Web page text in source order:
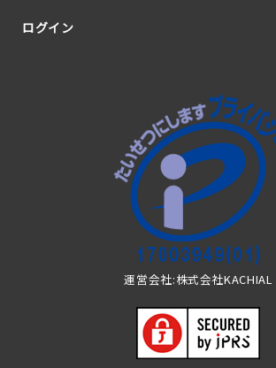
ログイン
運営会社:株式会社KACHIAL